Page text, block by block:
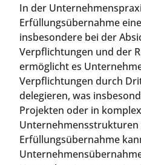
In der
Erfüllungsübernahme
insbesondere bei der
Verpflichtungen und der
ermöglicht es
Verpflichtungen durch
delegieren, was
Projekten oder in
Unternehmensstrukturen
Erfüllungsübernahme